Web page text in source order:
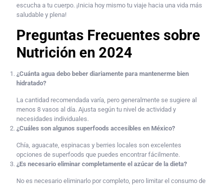
escucha a tu cuerpo. ¡Inicia hoy mismo tu viaje hacia una vida más
saludable y plena!
Preguntas Frecuentes sobre
Nutrición en 2024
¿Cuánta agua debo beber diariamente para mantenerme bien
hidratado?
La cantidad recomendada varía, pero generalmente se sugiere al
menos 8 vasos al día. Ajusta según tu nivel de actividad y
necesidades individuales.
¿Cuáles son algunos superfoods accesibles en México?
Chía, aguacate, espinacas y berries locales son excelentes
opciones de superfoods que puedes encontrar fácilmente.
¿Es necesario eliminar completamente el azúcar de la dieta?
No es necesario eliminarlo por completo, pero limitar el consumo de